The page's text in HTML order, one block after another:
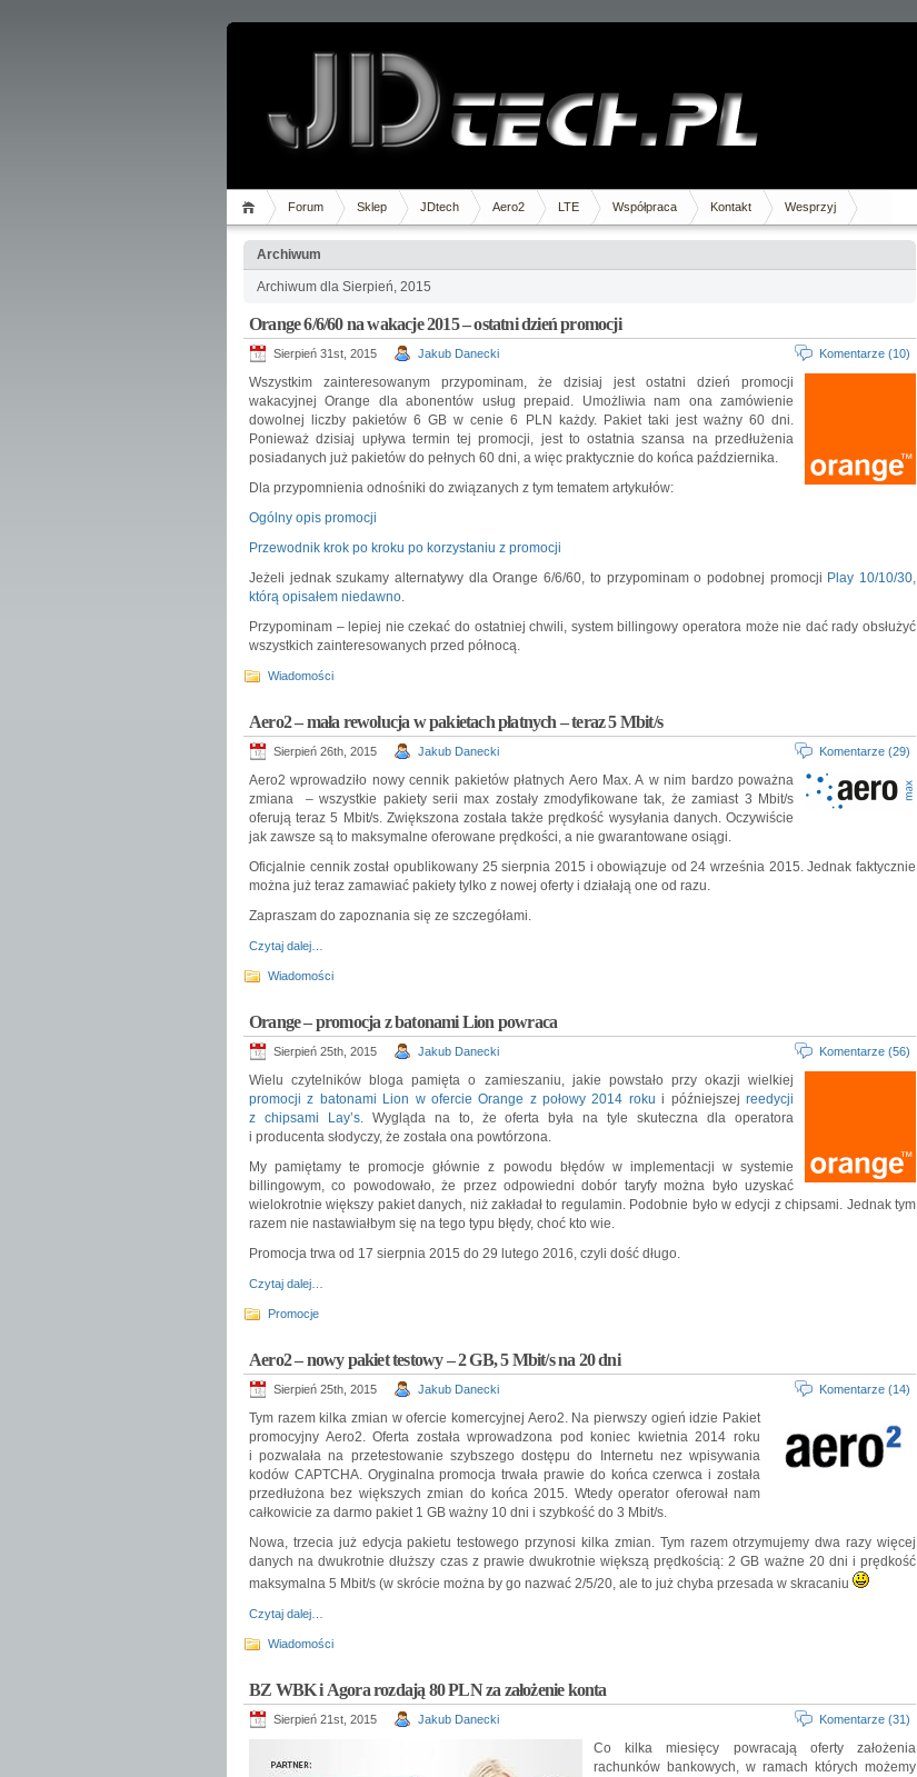
Forum Sklep JDtech Aero2 LTE Współpraca Kontakt Wesprzyj
Archiwum
Archiwum dla Sierpień, 2015
Orange 6/6/60 na wakacje 2015 – ostatni dzień promocji
Sierpień 31st, 2015 Jakub Danecki Komentarze (10)
Wszystkim zainteresowanym przypominam, że dzisiaj jest ostatni dzień promocji
wakacyjnej Orange dla abonentów usług prepaid. Umożliwia nam ona zamówienie
dowolnej liczby pakietów 6 GB w cenie 6 PLN każdy. Pakiet taki jest ważny 60 dni.
Ponieważ dzisiaj upływa termin tej promocji, jest to ostatnia szansa na przedłużenia
posiadanych już pakietów do pełnych 60 dni, a więc praktycznie do końca października.
Dla przypomnienia odnośniki do związanych z tym tematem artykułów:
Ogólny opis promocji
Przewodnik krok po kroku po korzystaniu z promocji
Jeżeli jednak szukamy alternatywy dla Orange 6/6/60, to przypominam o podobnej promocji Play 10/10/30,
którą opisałem niedawno.
Przypominam – lepiej nie czekać do ostatniej chwili, system billingowy operatora może nie dać rady obsłużyć
wszystkich zainteresowanych przed północą.
Wiadomości
Aero2 – mała rewolucja w pakietach płatnych – teraz 5 Mbit/s
Sierpień 26th, 2015 Jakub Danecki Komentarze (29)
Aero2 wprowadziło nowy cennik pakietów płatnych Aero Max. A w nim bardzo poważna
zmiana – wszystkie pakiety serii max zostały zmodyfikowane tak, że zamiast 3 Mbit/s
oferują teraz 5 Mbit/s. Zwiększona została także prędkość wysyłania danych. Oczywiście
jak zawsze są to maksymalne oferowane prędkości, a nie gwarantowane osiągi.
Oficjalnie cennik został opublikowany 25 sierpnia 2015 i obowiązuje od 24 września 2015. Jednak faktycznie
można już teraz zamawiać pakiety tylko z nowej oferty i działają one od razu.
Zapraszam do zapoznania się ze szczegółami.
Czytaj dalej…
Wiadomości
Orange – promocja z batonami Lion powraca
Sierpień 25th, 2015 Jakub Danecki Komentarze (56)
Wielu czytelników bloga pamięta o zamieszaniu, jakie powstało przy okazji wielkiej
promocji z batonami Lion w ofercie Orange z połowy 2014 roku i późniejszejreedycji
z chipsami Lay’s. Wygląda na to, że oferta była na tyle skuteczna dla operatora
i producenta słodyczy, że została ona powtórzona.
My pamiętamy te promocje głównie z powodu błędów w implementacji w systemie
billingowym, co powodowało, że przez odpowiedni dobór taryfy można było uzyskać
wielokrotnie większy pakiet danych, niż zakładał to regulamin. Podobnie było w edycji z chipsami. Jednak tym
razem nie nastawiałbym się na tego typu błędy, choć kto wie.
Promocja trwa od 17 sierpnia 2015 do 29 lutego 2016, czyli dość długo.
Czytaj dalej…
Promocje
Aero2 – nowy pakiet testowy – 2 GB, 5 Mbit/s na 20 dni
Sierpień 25th, 2015 Jakub Danecki Komentarze (14)
Tym razem kilka zmian w ofercie komercyjnej Aero2. Na pierwszy ogień idzie Pakiet
promocyjny Aero2. Oferta została wprowadzona pod koniec kwietnia 2014 roku
i pozwalała na przetestowanie szybszego dostępu do Internetu nez wpisywania
kodów CAPTCHA. Oryginalna promocja trwała prawie do końca czerwca i została
przedłużona bez większych zmian do końca 2015. Wtedy operator oferował nam
całkowicie za darmo pakiet 1 GB ważny 10 dni i szybkość do 3 Mbit/s.
Nowa, trzecia już edycja pakietu testowego przynosi kilka zmian. Tym razem otrzymujemy dwa razy więcej
danych na dwukrotnie dłuższy czas z prawie dwukrotnie większą prędkością: 2 GB ważne 20 dni i prędkość
maksymalna 5 Mbit/s (w skrócie można by go nazwać 2/5/20, ale to już chyba przesada w skracaniu
Czytaj dalej…
Wiadomości
BZ WBK i Agora rozdają 80 PLN za założenie konta
Sierpień 21st, 2015 Jakub Danecki Komentarze (31)
Co kilka miesięcy powracają oferty założenia
rachunków bankowych, w ramach których możemy